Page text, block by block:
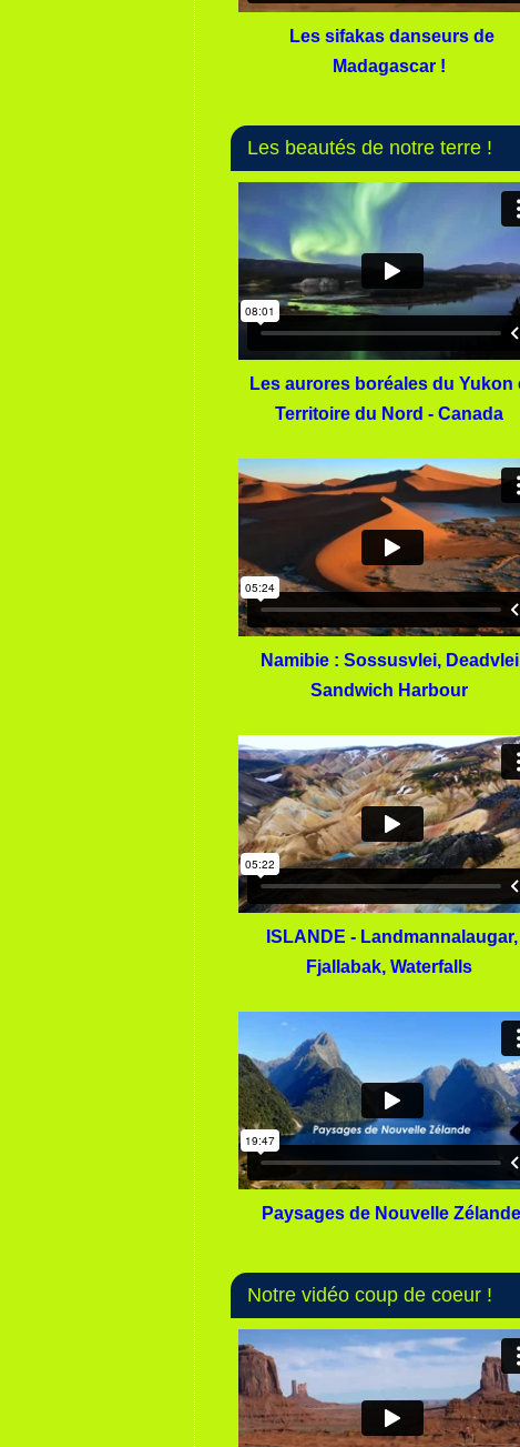
Les sifakas danseurs de
Madagascar !
Les beautés de notre terre !
Les aurores boréales du Yukon
Territoire du Nord - Canada
Namibie : Sossusvlei,
Sandwich Harbour
ISLANDE - Landmannalaugar,
Fjallabak, Waterfalls
Paysages de Nouvelle Zélande
Notre vidéo coup de coeur !